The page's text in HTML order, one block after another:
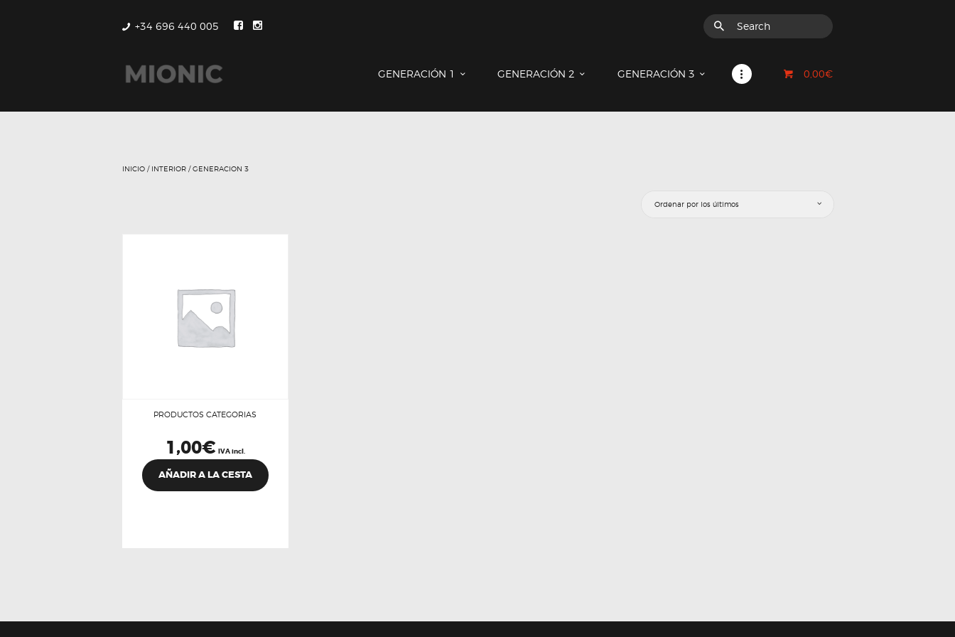
+34 696 440 005
GENERACIÓN 1 GENERACIÓN 2 GENERACIÓN 3 0,00€
COUNTRYMAN & PACEMAN
INICIO / INTERIOR / GENERACION 3
PRODUCTOS CATEGORIAS
1,00€ IVA incl.
AÑADIR A LA CESTA